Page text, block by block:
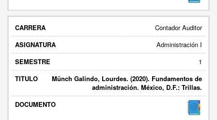
Contador Auditor
Administración I
1
Münch Galindo, Lourdes. (2020). Fundamentos de
administración. México, D.F.: Trillas.